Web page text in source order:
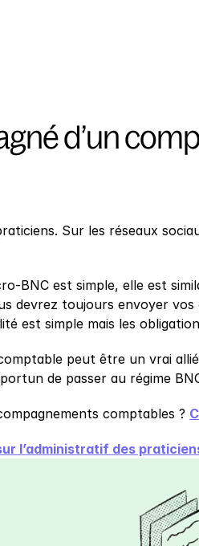
d’un
Sur les réseaux
BNC est simple, elle est
devrez toujours envoyer
est simple mais les
peut être un vrai
de passer au régime
comptables ?
l’administratif des